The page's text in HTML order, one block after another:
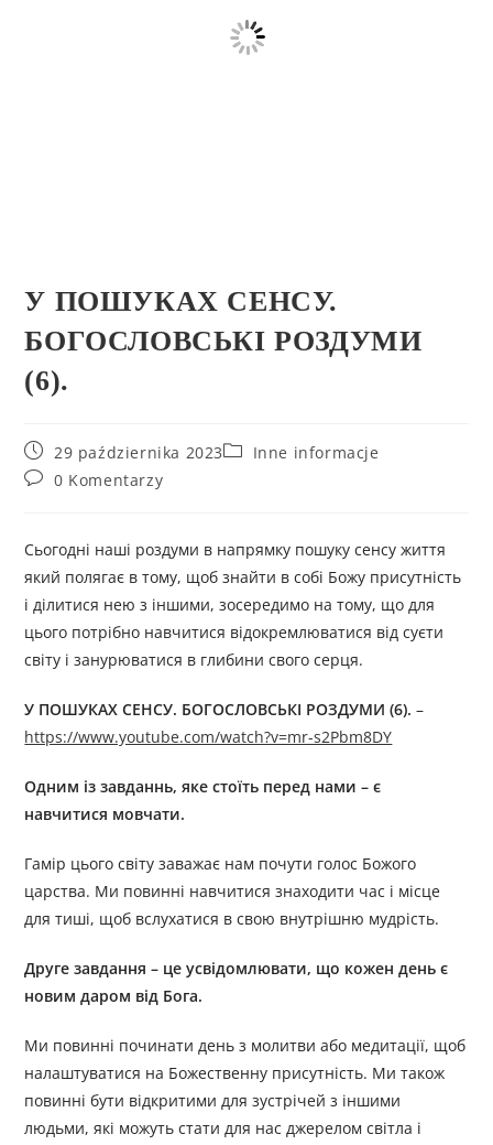
У ПОШУКАХ CEНСУ.
БОГОСЛОВСЬКІ РОЗДУМИ
(6).
29 października 2023
Inne informacje
0 Komentarzy
Сьогодні наші роздуми в напрямку пошуку сенсу життя
який полягає в тому, щоб знайти в собі Божу присутність
і ділитися нею з іншими, зосередимо на тому, що для
цього потрібно навчитися відокремлюватися від суєти
світу і занурюватися в глибини свого серця.
У ПОШУКАХ CEНСУ. БОГОСЛОВСЬКІ РОЗДУМИ (6).–
https://www.youtube.com/watch?v=mr-s2Pbm8DY
Одним із завданнь, яке стоїть перед нами – є
навчитися мовчати.
Гамір цього світу заважає нам почути голос Божого
царства. Ми повинні навчитися знаходити час і місце
для тиші, щоб вслухатися в свою внутрішню мудрість.
Друге завдання – це усвідомлювати, що кожен день є
новим даром від Бога.
Ми повинні починати день з молитви або медитації, щоб
налаштуватися на Божественну присутність. Ми також
повинні бути відкритими для зустрічей з іншими
людьми, які можуть стати для нас джерелом світла і